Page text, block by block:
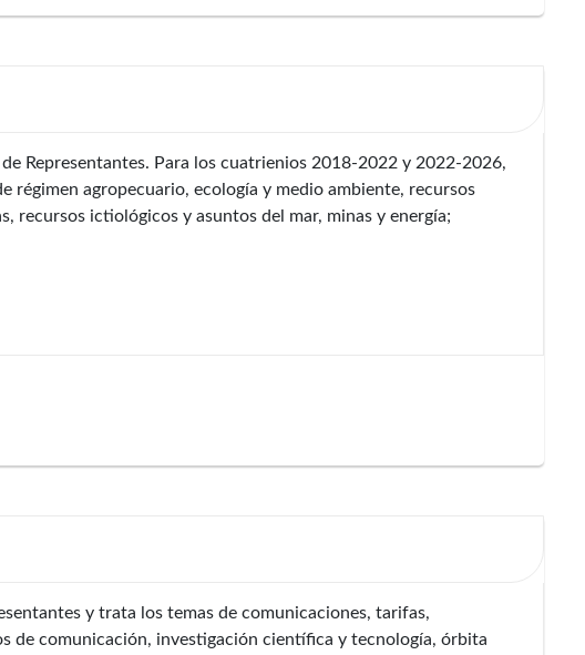
Representantes. Para los cuatrienios 2018-2022 y 2022-2026,
régimen agropecuario, ecología y medio ambiente, recursos
recursos ictiológicos y asuntos del mar, minas y energía;
y trata los temas de comunicaciones, tarifas,
de comunicación, investigación científica y tecnología, órbita